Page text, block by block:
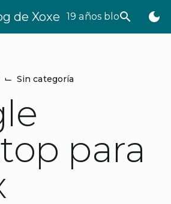
de Xoxe 19 años bloggeando
search dark_mode
⌙ Sin categoría
para